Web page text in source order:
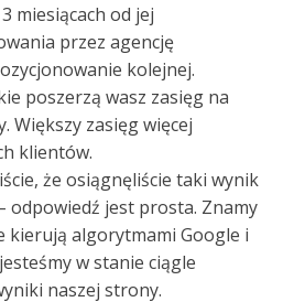
miesiącach od jej
przez agencję
kolejnej.
poszerzą wasz zasięg na
Większy zasięg więcej
klientów.
że osiągnęliście taki wynik
odpowiedź jest prosta. Znamy
kierują algorytmami Google i
w stanie ciągle
naszej strony.